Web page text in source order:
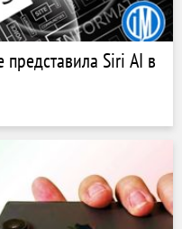
Siri AI в